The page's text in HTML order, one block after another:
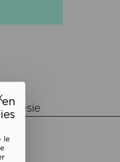
le
Masquer le bandeau des
Poésie